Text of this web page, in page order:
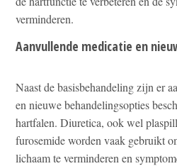
verminderen.
Aanvullende medicatie en
Naast de basisbehandeling zijn er
en nieuwe behandelingsopties
hartfalen. Diuretica, ook wel
furosemide worden vaak gebruikt
lichaam te verminderen en